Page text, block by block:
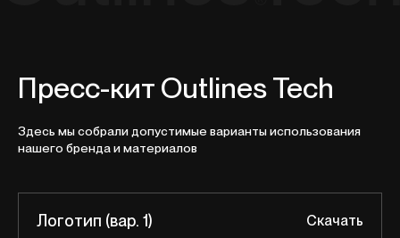
Пресс-кит Outlines Tech
Здесь мы собрали допустимые варианты использования
нашего бренда и материалов
Логотип (вар. 1) Скачать